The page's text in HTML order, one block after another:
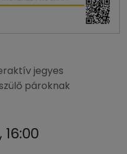
jegyes
pároknak